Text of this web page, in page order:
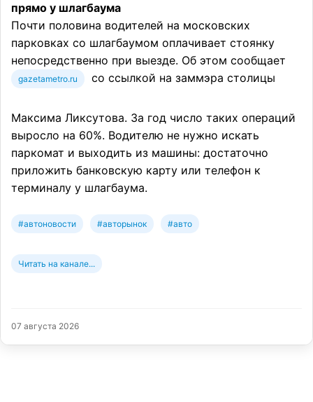
прямо у шлагбаума
Почти половина водителей на московских
парковках со шлагбаумом оплачивает стоянку
непосредственно при выезде. Об этом сообщает
gazetametro.ru со ссылкой на заммэра столицы
Максима Ликсутова. За год число таких операций
выросло на 60%. Водителю не нужно искать
паркомат и выходить из машины: достаточно
приложить банковскую карту или телефон к
терминалу у шлагбаума.
#автоновости #авторынок #авто
Читать на канале...
07 августа 2026